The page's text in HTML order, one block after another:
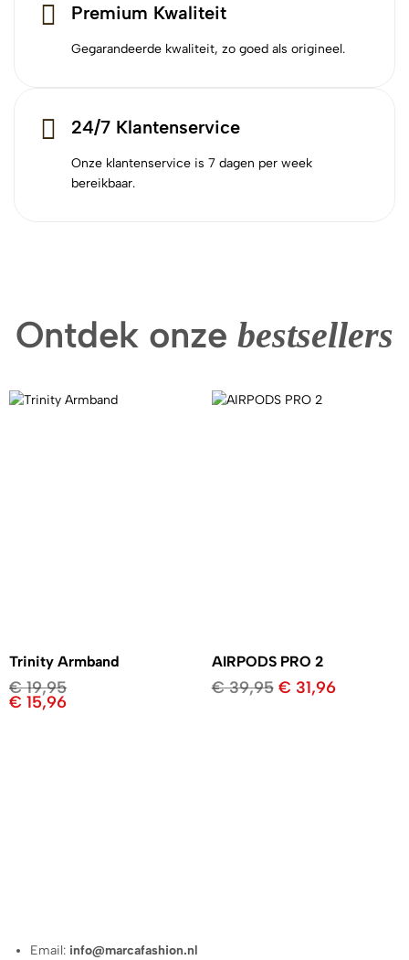
Premium Kwaliteit
Gegarandeerde kwaliteit, zo goed als origineel.
24/7 Klantenservice
Onze klantenservice is 7 dagen per week
bereikbaar.
Ontdek onze bestsellers
Trinity Armband
€19,95
€ 15,96
AIRPODS PRO 2
€39,95 € 31,96
Email: info@marcafashion.nl